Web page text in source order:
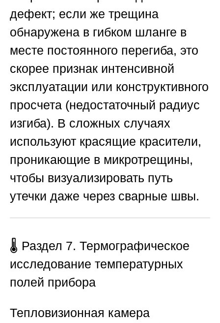
дефект; если же трещина
обнаружена в гибком шланге в
месте постоянного перегиба, это
скорее признак интенсивной
эксплуатации или конструктивного
просчета (недостаточный радиус
изгиба). В сложных случаях
используют красящие красители,
проникающие в микротрещины,
чтобы визуализировать путь
утечки даже через сварные швы.
🌡️ Раздел 7. Термографическое
исследование температурных
полей прибора
Тепловизионная камера